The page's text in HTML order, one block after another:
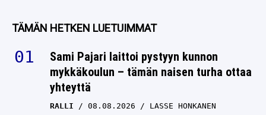
TÄMÄN HETKEN LUETUIMMAT
Sami Pajari laittoi pystyyn kunnon
mykkäkoulun – tämän naisen turha ottaa
yhteyttä
RALLI 08.08.2026 LASSE HONKANEN